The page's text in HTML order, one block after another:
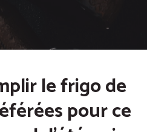
le frigo de
pour ce